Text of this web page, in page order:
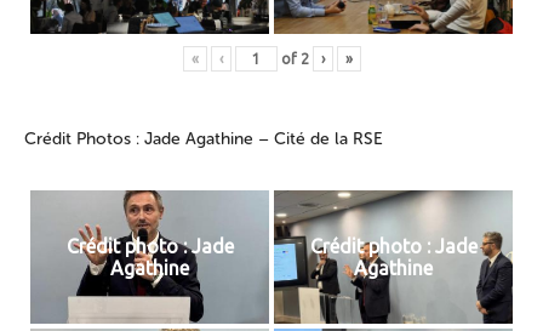
« ‹ of 2 › »
Crédit Photos : Jade Agathine – Cité de la RSE
Crédit photo : Jade
Agathine
Crédit photo : Jade
Agathine